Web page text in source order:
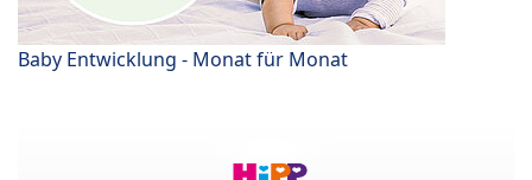
Baby Entwicklung - Monat für Monat